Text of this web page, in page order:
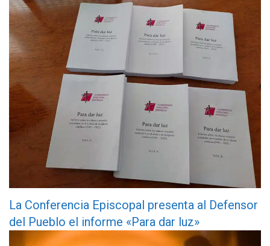
La Conferencia Episcopal presenta al Defensor
del Pueblo el informe «Para dar luz»